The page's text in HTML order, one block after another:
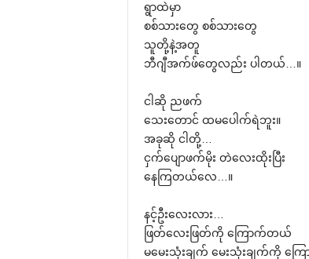
ရွာထဲမှာ
စစ်သား‌တွေ စစ်သား‌တွေ
သူတို့နဲ့အတူ
ဘီဂျီအက်ဖ်‌တွေလည်း ပါတယ်…။
ငါဆို ညဖက်
‌သေး‌တောင် ထမ‌ပေါက်ရဲဘူး။
အခုဆို ငါတို့…
ငှက်‌ပျောဖက်မိုး တဲ‌လေးထိုးပြီး
‌နေကြတယ်‌လေ…။
နင့်ဦး‌လေးလား…
ဖြတ်‌လေးဖြတ်ကို ‌ကြောက်တယ်
မ‌မေးသုံးချက် ‌မေးသုံးချက်ကို ‌က